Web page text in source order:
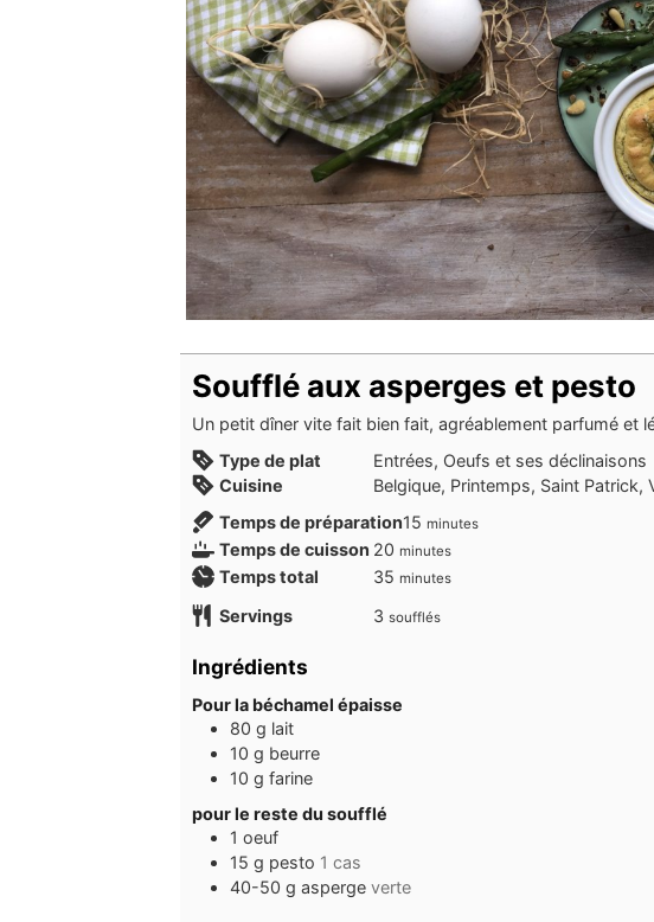
Soufflé aux asperges et pesto
Un petit dîner vite fait bien fait, agréablement parfumé et
Type de plat
Entrées, Oeufs et ses déclinaisons
Cuisine
Belgique, Printemps, Saint Patrick,
Temps de préparation15minutes
minutes
Temps de cuisson 20minutes
minutes
Temps total 35minutes
minutes
Servings 3 soufflés
Ingrédients
Pour la béchamel épaisse
80 g lait
10 g beurre
10 g farine
pour le reste du soufflé
1 oeuf
15 g pesto 1 cas
40-50 g asperge verte